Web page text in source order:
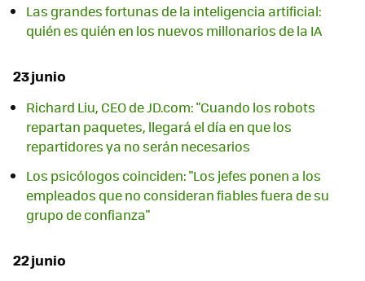
Las grandes fortunas de la inteligencia artificial:
quién es quién en los nuevos millonarios de la IA
23 junio
Richard Liu, CEO de JD.com: "Cuando los robots
repartan paquetes, llegará el día en que los
repartidores ya no serán necesarios
Los psicólogos coinciden: "Los jefes ponen a los
empleados que no consideran fiables fuera de su
grupo de confianza"
22 junio